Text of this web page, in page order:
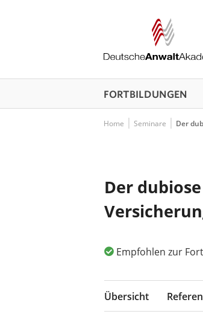
FORTBILDUNGEN
Home Seminare Der
Der
Empfohlen zur
Übersicht